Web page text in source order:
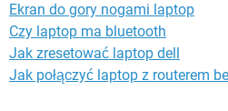
Ekran do gory nogami laptop
Czy laptop ma bluetooth
Jak zresetować laptop dell
Jak połączyć laptop z routerem